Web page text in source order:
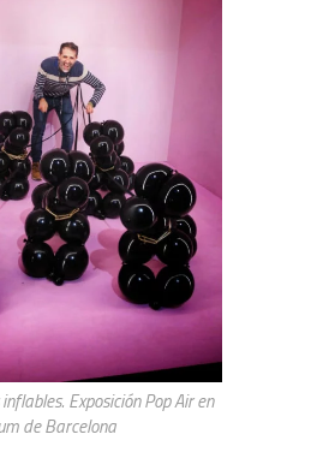
Exposición Pop Air en
de Barcelona